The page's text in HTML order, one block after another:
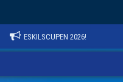
ESKILSCUPEN 2026!